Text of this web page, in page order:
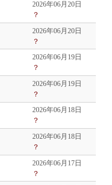
2026年06月20日
？
2026年06月20日
？
2026年06月19日
？
2026年06月19日
？
2026年06月18日
？
2026年06月18日
？
2026年06月17日
？